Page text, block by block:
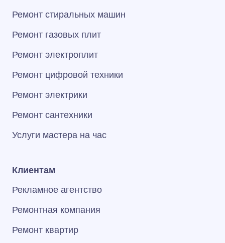
Ремонт стиральных машин
Ремонт газовых плит
Ремонт электроплит
Ремонт цифровой техники
Ремонт электрики
Ремонт сантехники
Услуги мастера на час
Клиентам
Рекламное агентство
Ремонтная компания
Ремонт квартир